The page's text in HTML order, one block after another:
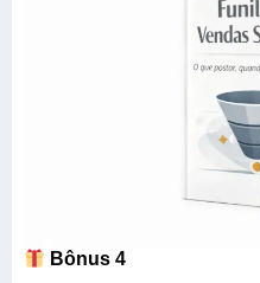
Bônus 4